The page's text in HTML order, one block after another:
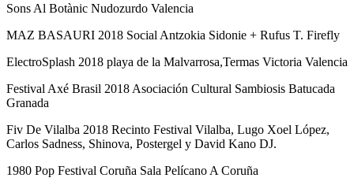
Sons Al Botànic Nudozurdo Valencia
MAZ BASAURI 2018 Social Antzokia Sidonie + Rufus T. Firefly
ElectroSplash 2018 playa de la Malvarrosa,Termas Victoria Valencia
Festival Axé Brasil 2018 Asociación Cultural Sambiosis Batucada
Granada
Fiv De Vilalba 2018 Recinto Festival Vilalba, Lugo Xoel López,
Carlos Sadness, Shinova, Postergel y David Kano DJ.
1980 Pop Festival Coruña Sala Pelícano A Coruña